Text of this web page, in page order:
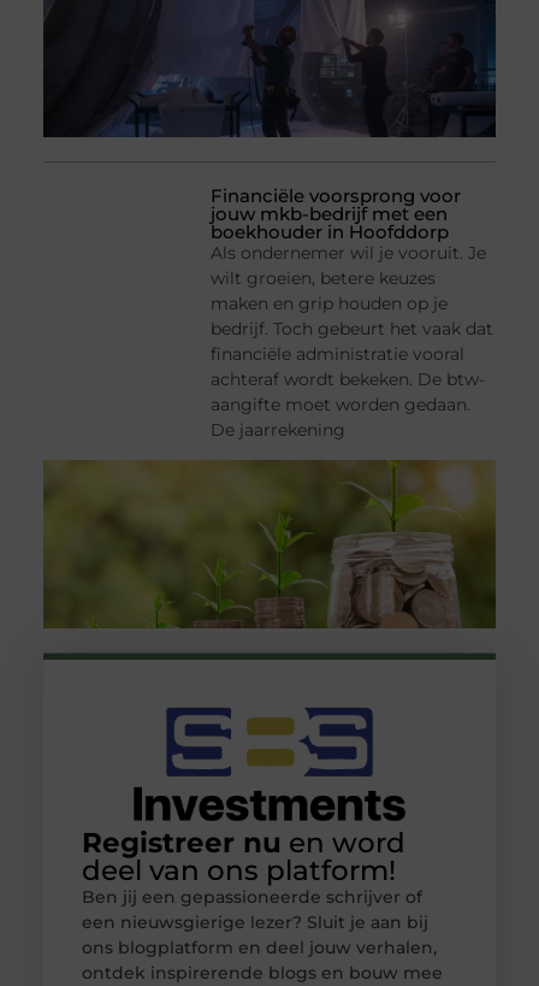
Financiële voorsprong voor
jouw mkb-bedrijf met een
boekhouder in Hoofddorp
Als ondernemer wil je vooruit. Je
wilt groeien, betere keuzes
maken en grip houden op je
bedrijf. Toch gebeurt het vaak dat
financiële administratie vooral
achteraf wordt bekeken. De btw-
aangifte moet worden gedaan.
De jaarrekening
Registreer nu en word
deel van ons platform!
Ben jij een gepassioneerde schrijver of
een nieuwsgierige lezer? Sluit je aan bij
ons blogplatform en deel jouw verhalen,
ontdek inspirerende blogs en bouw mee